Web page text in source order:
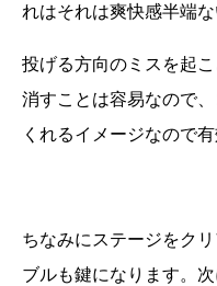
れはそれは爽快感半端な
投げる方向のミスを起
消すことは容易なので
くれるイメージなので
ちなみにステージをク
ブルも鍵になります。